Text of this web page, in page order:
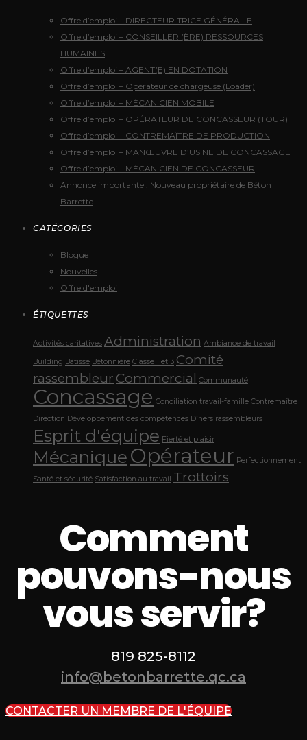
Offre d’emploi – DIRECTEUR.TRICE GÉNÉRAL.E
Offre d’emploi – CONSEILLER (ÈRE) RESSOURCES
HUMAINES
Offre d’emploi – AGENT(E) EN DOTATION
Offre d’emploi – Opérateur de chargeuse (Loader)
Offre d’emploi – MÉCANICIEN MOBILE
Offre d’emploi – OPÉRATEUR DE CONCASSEUR (TOUR)
Offre d’emploi – CONTREMAÎTRE DE PRODUCTION
Offre d’emploi – MANŒUVRE D’USINE DE CONCASSAGE
Offre d’emploi – MÉCANICIEN DE CONCASSEUR
Annonce importante : Nouveau propriétaire de Béton
Barrette
CATÉGORIES
Blogue
Nouvelles
Offre d'emploi
ÉTIQUETTES
Activités caritatives Administration Ambiance de travail
Building Bâtisse Bétonnière Classe 1 et 3 Comité
rassembleur Commercial Communauté
Concassage Conciliation travail-famille Contremaître
Direction Développement des compétences Dîners rassembleurs
Esprit d'équipe Fierté et plaisir
Mécanique Opérateur Perfectionnement
Santé et sécurité Satisfaction au travail Trottoirs
Comment
pouvons-nous
vous servir?
819 825-8112
info@betonbarrette.qc.ca
CONTACTER UN MEMBRE DE L'ÉQUIPE